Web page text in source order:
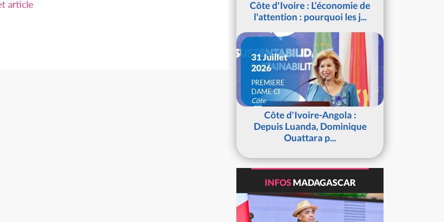
article
Côte d'Ivoire : L'économie de
l'attention : pourquoi les j...
31 Juillet
2026
PREMIERE
DAME CI
Côte
d'IvoireCôte d'Ivoire-Angola :
Depuis Luanda, Dominique
Ouattara p...
INFOSMADAGASCAR